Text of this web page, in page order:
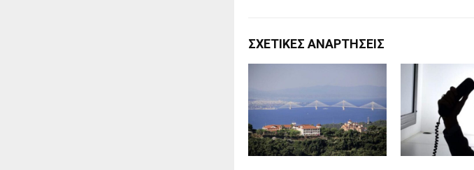
ΣΧΕΤΙΚΈΣ ΑΝΑΡΤΉΣΕΙΣ